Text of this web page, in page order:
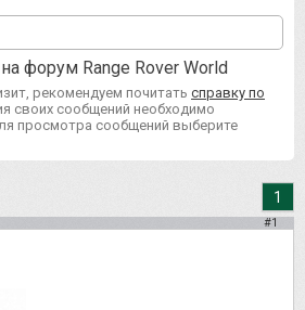
форум Range Rover World
рекомендуем почитать справку по
своих сообщений необходимо
просмотра сообщений выберите
1
#1